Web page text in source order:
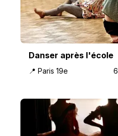
Danser après l'école
📍 Paris 19e 6